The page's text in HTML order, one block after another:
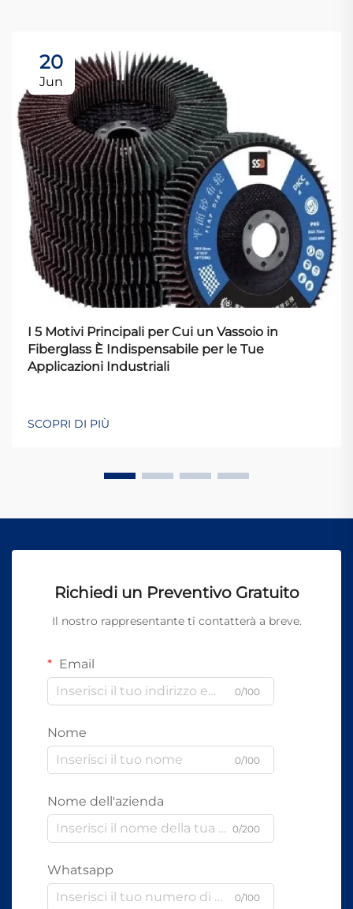
20
Jun
I 5 Motivi Principali per Cui un Vassoio in
Fiberglass È Indispensabile per le Tue
Applicazioni Industriali
SCOPRI DI PIÙ
Richiedi un Preventivo Gratuito
Il nostro rappresentante ti contatterà a breve.
Email
0/100
Nome
0/100
Nome dell'azienda
0/200
Whatsapp
0/100